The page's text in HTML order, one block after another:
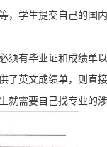
，学生提交自己的国
须有毕业证和成绩单
了英文成绩单，则直
就需要自己找专业的